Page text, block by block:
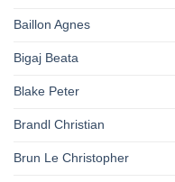
Baillon Agnes
Bigaj Beata
Blake Peter
Brandl Christian
Brun Le Christopher